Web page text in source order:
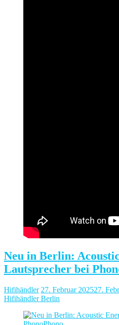
Neu in Berlin:
Lautsprecher bei
Hifihändler 27. Februar 202527.
Hifihändler Berlin